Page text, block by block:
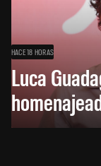
HACE 18 HORAS
Luca